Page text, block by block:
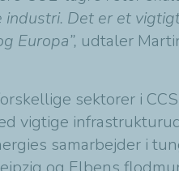
industri. Det er et
Europa”, udtaler
sektorer i
vigtige
samarbejder i